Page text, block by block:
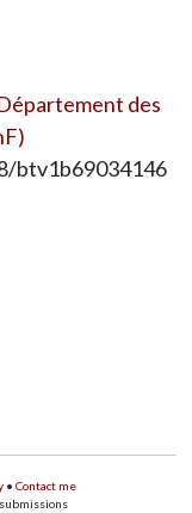
des
btv1b69034146
• Contact me